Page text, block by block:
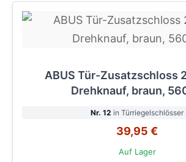
ABUS Tür-Zusatzschloss
Drehknauf, braun,
Nr. 12 in Türriegelschlösser
39,95 €
Auf Lager